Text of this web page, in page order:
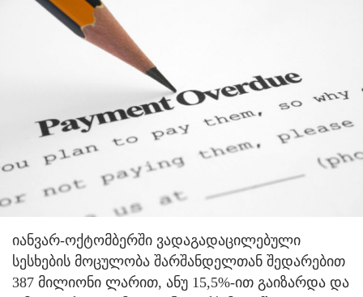
იანვარ-ოქტომბერში ვადაგადაცილებული
სესხების მოცულობა შარშანდელთან შედარებით
387 მილიონი ლარით, ანუ 15,5%-ით გაიზარდა და